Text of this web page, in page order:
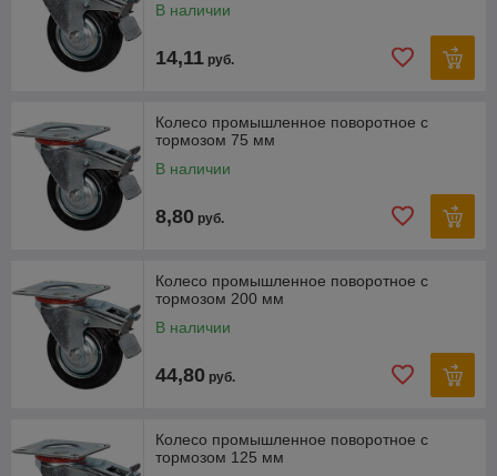
В наличии
14,11 руб.
Колесо промышленное поворотное с
тормозом 75 мм
В наличии
8,80 руб.
Колесо промышленное поворотное с
тормозом 200 мм
В наличии
44,80 руб.
Колесо промышленное поворотное с
тормозом 125 мм